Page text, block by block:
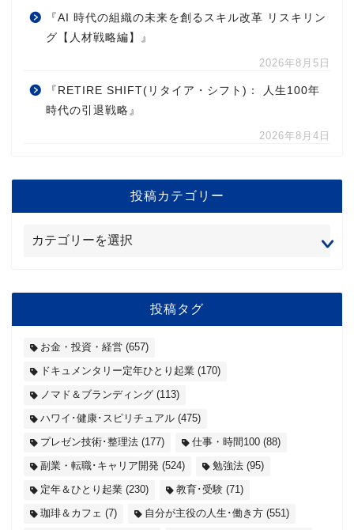
『AI 時代の組織の未来を創るスキル改革 リスキリン
グ【人材戦略編】』
2026年8月5日
『RETIRE SHIFT(リタイア・シフト)： 人生100年
時代の引退戦略』
2026年8月4日
投稿カテゴリー
投稿タグ
お金・投資・経営 (657)
ドキュメンタリー定年ひとり起業 (170)
ノマド＆ブランディング (113)
ハワイ･健康･スピリチュアル (475)
プレゼン技術･整理法 (177) 仕事・時間100 (88)
副業・転職･キャリア開発 (524) 勉強法 (95)
定年＆ひとり起業 (230) 教育･受験 (71)
珈琲＆カフェ (7) 自分が主役の人生･働き方 (551)